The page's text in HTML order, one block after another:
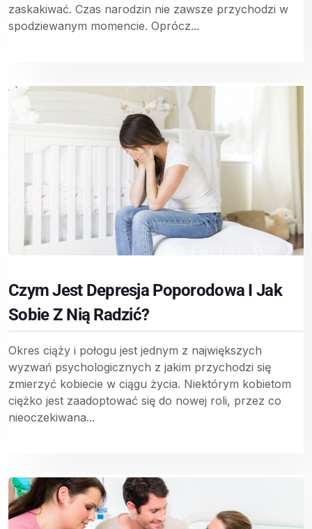
zaskakiwać. Czas narodzin nie zawsze przychodzi w
spodziewanym momencie. Oprócz...
Czym Jest Depresja Poporodowa I Jak
Sobie Z Nią Radzić?
Okres ciąży i połogu jest jednym z największych
wyzwań psychologicznych z jakim przychodzi się
zmierzyć kobiecie w ciągu życia. Niektórym kobietom
ciężko jest zaadoptować się do nowej roli, przez co
nieoczekiwana...